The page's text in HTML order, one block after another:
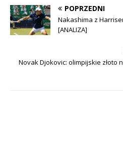
POPRZEDNI
Nakashima z
[ANALIZA]
Novak Djokovic: olimpijskie złoto